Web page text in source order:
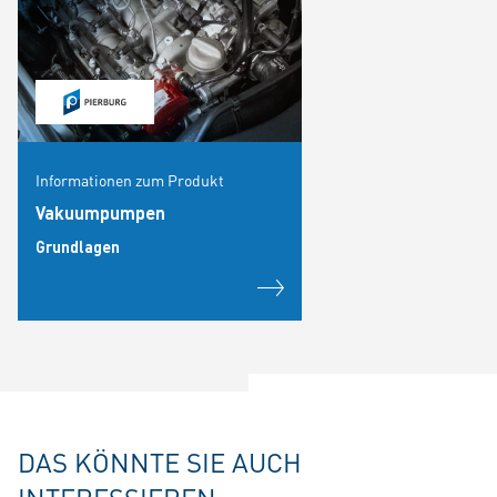
Informationen zum Produkt
Vakuumpumpen
Grundlagen
DAS KÖNNTE SIE AUCH